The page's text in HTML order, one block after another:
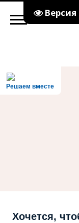
Решаем вместе
Хочется,